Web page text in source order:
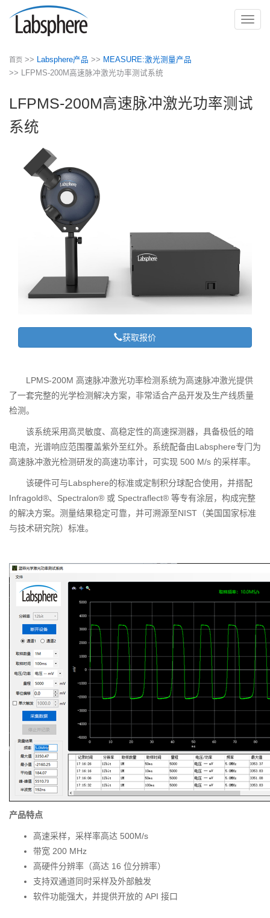
切
首页 >> Labsphere产品 >> MEASURE:激光测量产品
>> LFPMS-200M高速脉冲激光功率测试系统
LFPMS-200M高速脉冲激光功率测试
系统
获取报价
LPMS-200M 高速脉冲激光功率检测系统为高速脉冲激光提供
了一套完整的光学检测解决方案，非常适合产品开发及生产线质量
检测。
该系统采用高灵敏度、高稳定性的高速探测器，具备极低的暗
电流，光谱响应范围覆盖紫外至红外。系统配备由Labsphere专门为
高速脉冲激光检测研发的高速功率计，可实现 500 M/s 的采样率。
该硬件可与Labsphere的标准或定制积分球配合使用，并搭配
Infragold®、Spectralon® 或 Spectraflect® 等专有涂层，构成完整
的解决方案。测量结果稳定可靠，并可溯源至NIST（美国国家标准
与技术研究院）标准。
产品特点
高速采样，采样率高达 500M/s
带宽 200 MHz
高硬件分辨率（高达 16 位分辨率）
支持双通道同时采样及外部触发
软件功能强大，并提供开放的 API 接口